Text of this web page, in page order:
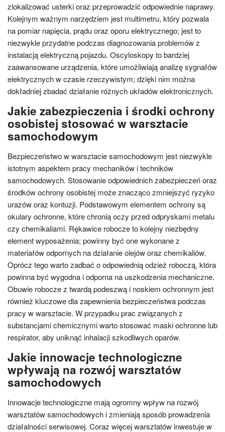
zlokalizować usterki oraz przeprowadzić odpowiednie naprawy.
Kolejnym ważnym narzędziem jest multimetru, który pozwala
na pomiar napięcia, prądu oraz oporu elektrycznego; jest to
niezwykle przydatne podczas diagnozowania problemów z
instalacją elektryczną pojazdu. Oscyloskopy to bardziej
zaawansowane urządzenia, które umożliwiają analizę sygnałów
elektrycznych w czasie rzeczywistym; dzięki nim można
dokładniej zbadać działanie różnych układów elektronicznych.
Jakie zabezpieczenia i środki ochrony
osobistej stosować w warsztacie
samochodowym
Bezpieczeństwo w warsztacie samochodowym jest niezwykle
istotnym aspektem pracy mechaników i techników
samochodowych. Stosowanie odpowiednich zabezpieczeń oraz
środków ochrony osobistej może znacząco zmniejszyć ryzyko
urazów oraz kontuzji. Podstawowym elementem ochrony są
okulary ochronne, które chronią oczy przed odpryskami metalu
czy chemikaliami. Rękawice robocze to kolejny niezbędny
element wyposażenia; powinny być one wykonane z
materiałów odpornych na działanie olejów oraz chemikaliów.
Oprócz tego warto zadbać o odpowiednią odzież roboczą, która
powinna być wygodna i odporna na uszkodzenia mechaniczne.
Obuwie robocze z twardą podeszwą i noskiem ochronnym jest
również kluczowe dla zapewnienia bezpieczeństwa podczas
pracy w warsztacie. W przypadku prac związanych z
substancjami chemicznymi warto stosować maski ochronne lub
respirator, aby uniknąć inhalacji szkodliwych oparów.
Jakie innowacje technologiczne
wpływają na rozwój warsztatów
samochodowych
Innowacje technologiczne mają ogromny wpływ na rozwój
warsztatów samochodowych i zmieniają sposób prowadzenia
działalności serwisowej. Coraz więcej warsztatów inwestuje w